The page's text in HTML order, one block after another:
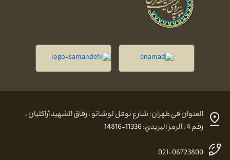
العنوان في طهران: شارع نوفل لوشاتو ، زقاق الشهيد أراكليان ،
رقم 4 ، الرمز البريدي: 11336-14816
021-06723800